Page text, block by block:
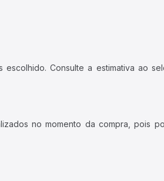
Consulte a estimativa ao
no momento da compra, pois